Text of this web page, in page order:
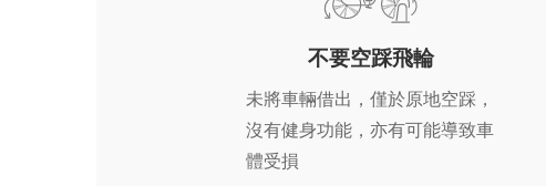
不要空踩飛輪
未將車輛借出，僅於原地空踩，
沒有健身功能，亦有可能導致車
體受損